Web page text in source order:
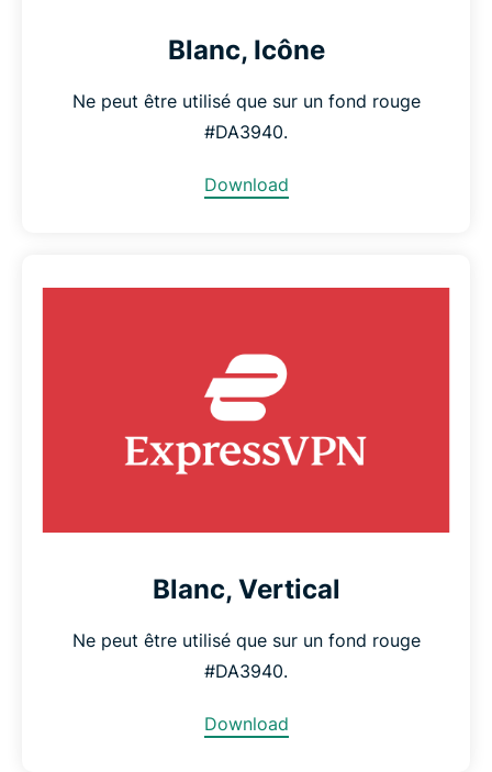
Blanc, Icône
Ne peut être utilisé que sur un fond rouge
#DA3940.
Download
Blanc, Vertical
Ne peut être utilisé que sur un fond rouge
#DA3940.
Download